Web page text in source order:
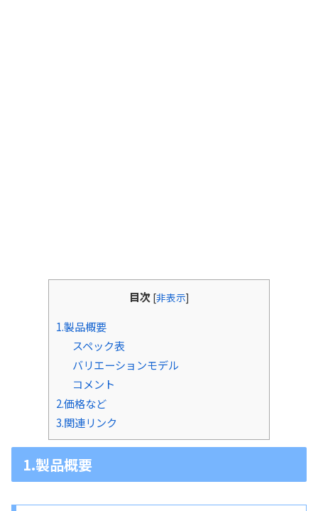
目次 [非表示]
1.製品概要
スペック表
バリエーションモデル
コメント
2.価格など
3.関連リンク
1.製品概要